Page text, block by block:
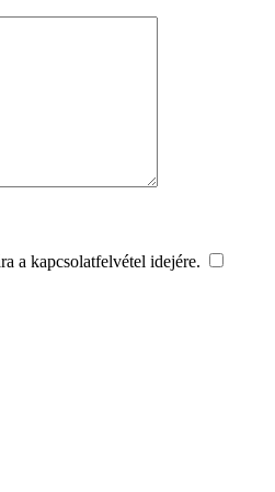
a kapcsolatfelvétel idejére.